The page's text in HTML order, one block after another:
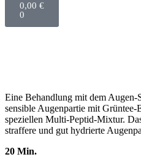
0,00 €
0
Eine Behandlung mit dem
sensible Augenpartie mit
speziellen Multi-Peptid-Mixtur.
straffere und gut hydrierte
20 Min.